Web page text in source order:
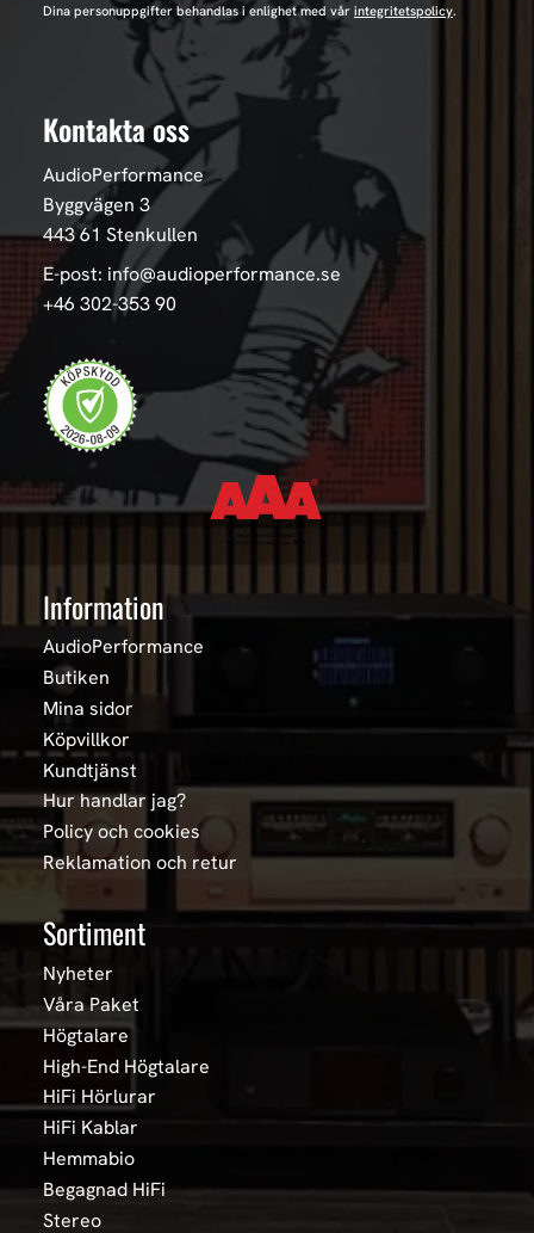
Dina personuppgifter behandlas i enlighet med vår integritetspolicy.
Kontakta oss
AudioPerformance
Byggvägen 3
443 61 Stenkullen
E-post: info@audioperformance.se
+46 302-353 90
Information
AudioPerformance
Butiken
Mina sidor
Köpvillkor
Kundtjänst
Hur handlar jag?
Policy och cookies
Reklamation och retur
Sortiment
Nyheter
Våra Paket
Högtalare
High-End Högtalare
HiFi Hörlurar
HiFi Kablar
Hemmabio
Begagnad HiFi
Stereo